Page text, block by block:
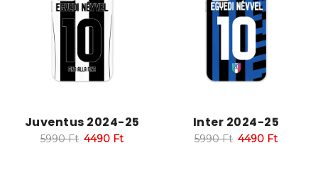
Juventus 2024-25
5990Ft 4490 Ft
Inter 2024-25
5990Ft 4490 Ft